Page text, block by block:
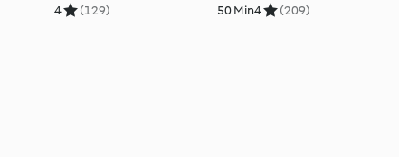
4 (129) 50 Min4 (209)